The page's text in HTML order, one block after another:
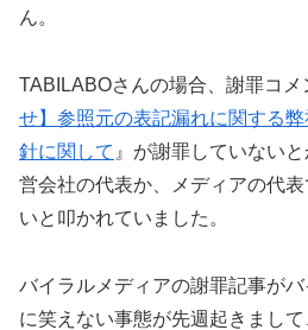
ん。
TABILABOさんの場合、謝罪コメ
せ】参照元の表記漏れに関する
針に関して 』が謝罪していない
営会社の代表か、メディアの代
いと叩かれていました。
バイラルメディアの謝罪記事が
に笑えない事態が先週起きまし